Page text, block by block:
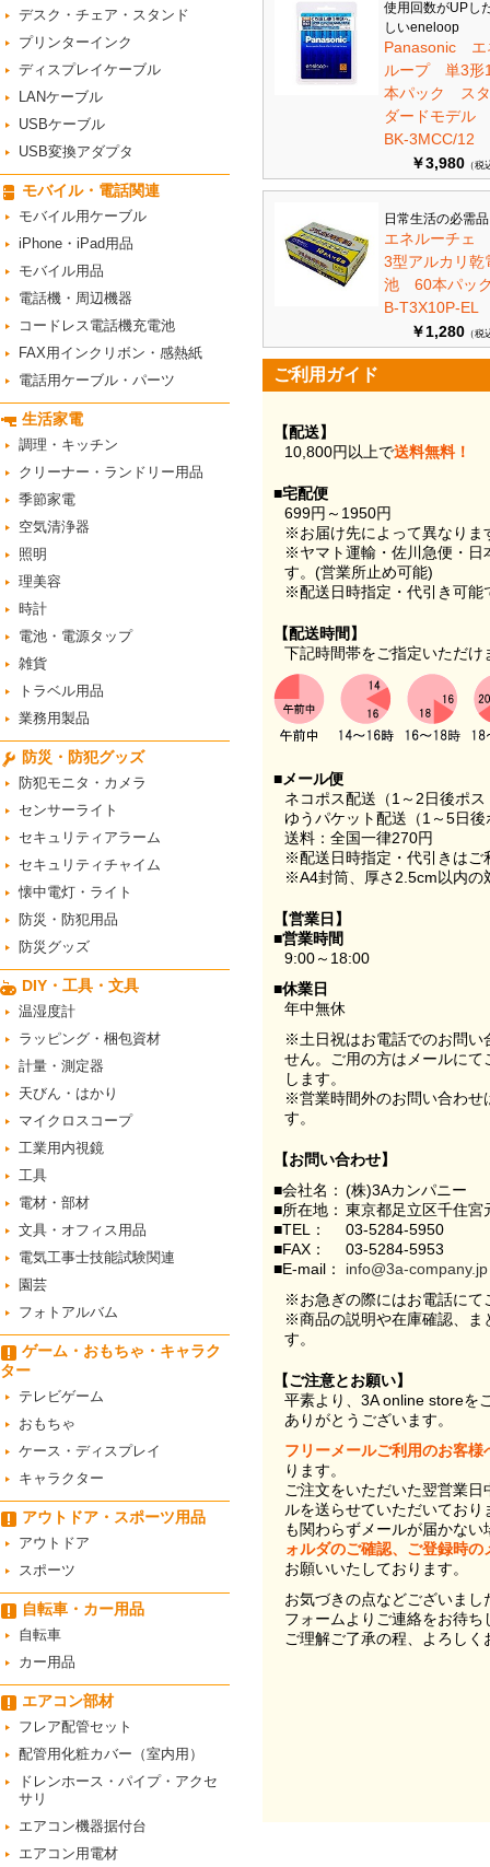
デスク・チェア・スタンド
プリンターインク
ディスプレイケーブル
LANケーブル
USBケーブル
USB変換アダプタ
モバイル・電話関連
モバイル用ケーブル
iPhone・iPad用品
モバイル用品
電話機・周辺機器
コードレス電話機充電池
FAX用インクリボン・感熱紙
電話用ケーブル・パーツ
生活家電
調理・キッチン
クリーナー・ランドリー用品
季節家電
空気清浄器
照明
理美容
時計
電池・電源タップ
雑貨
トラベル用品
業務用製品
防災・防犯グッズ
防犯モニタ・カメラ
センサーライト
セキュリティアラーム
セキュリティチャイム
懐中電灯・ライト
防災・防犯用品
防災グッズ
DIY・工具・文具
温湿度計
ラッピング・梱包資材
計量・測定器
天びん・はかり
マイクロスコープ
工業用内視鏡
工具
電材・部材
文具・オフィス用品
電気工事士技能試験関連
園芸
フォトアルバム
ゲーム・おもちゃ・キャラク
ター
テレビゲーム
おもちゃ
ケース・ディスプレイ
キャラクター
アウトドア・スポーツ用品
アウトドア
スポーツ
自転車・カー用品
自転車
カー用品
エアコン部材
フレア配管セット
配管用化粧カバー（室内用）
ドレンホース・パイプ・アクセ
サリ
エアコン機器据付台
エアコン用電材
使用回数がUPし
しいeneloop
Panasonic エ
ループ 単3形
本パック ス
ダードモデル
BK-3MCC/12
￥3,980 （税
日常生活の必需
エネルーチェ
3型アルカリ乾
池 60本パ
B-T3X10P-EL
￥1,280 （税
ご利用ガイド
【配送】
10,800円以上で送料無料！
■宅配便
699円～1950円
※お届け先によって異なりま
※ヤマト運輸・佐川急便・日
す。(営業所止め可能)
※配送日時指定・代引き可能
【配送時間】
下記時間帯をご指定いただけ
■メール便
ネコポス配送（1～2日後ポ
ゆうパケット配送（1～5日
送料：全国一律270円
※配送日時指定・代引きはご
※A4封筒、厚さ2.5cm以内の
【営業日】
■営業時間
9:00～18:00
■休業日
年中無休
※土日祝はお電話でのお問い
せん。ご用の方はメールに
します。
※営業時間外のお問い合わせ
す。
【お問い合わせ】
■会社名： (株)3Aカンパニー
■所在地： 東京都足立区千住
■TEL：
03-5284-5950
■FAX：
03-5284-5953
■E-mail：
info@3a-company.jp
※お急ぎの際にはお電話にて
※商品の説明や在庫確認、ま
す。
【ご注意とお願い】
平素より、3A online storeを
ありがとうございます。
フリーメールご利用のお客様
ります。
ご注文をいただいた翌営業
ルを送らせていただいてお
も関わらずメールが届かない
ォルダのご確認、ご登録時
お願いいたしております。
お気づきの点などございま
フォームよりご連絡をお待ち
ご理解ご了承の程、よろし